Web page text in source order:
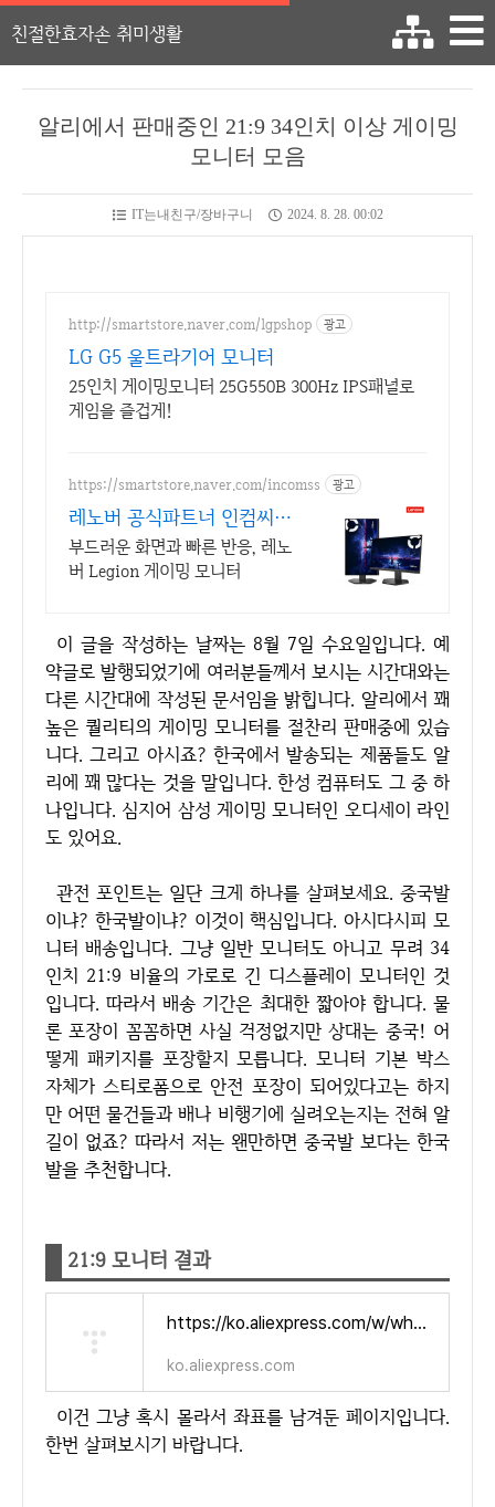
친절한효자손 취미생활
알리에서 판매중인 21:9 34인치 이상 게이밍
모니터 모음
IT는내친구/장바구니 2024. 8. 28. 00:02
http://smartstore.naver.com/lgpshop 광고
LG G5 울트라기어 모니터
25인치 게이밍모니터 25G550B 300Hz IPS패널로
게임을 즐겁게!
https://smartstore.naver.com/incomss 광고
레노버 공식파트너 인컴씨앤
씨
부드러운 화면과 빠른 반응, 레노
버 Legion 게이밍 모니터
이 글을 작성하는 날짜는 8월 7일 수요일입니다. 예
약글로 발행되었기에 여러분들께서 보시는 시간대와는
다른 시간대에 작성된 문서임을 밝힙니다. 알리에서 꽤
높은 퀄리티의 게이밍 모니터를 절찬리 판매중에 있습
니다. 그리고 아시죠? 한국에서 발송되는 제품들도 알
리에 꽤 많다는 것을 말입니다. 한성 컴퓨터도 그 중 하
나입니다. 심지어 삼성 게이밍 모니터인 오디세이 라인
도 있어요.
관전 포인트는 일단 크게 하나를 살펴보세요. 중국발
이냐? 한국발이냐? 이것이 핵심입니다. 아시다시피 모
니터 배송입니다. 그냥 일반 모니터도 아니고 무려 34
인치 21:9 비율의 가로로 긴 디스플레이 모니터인 것
입니다. 따라서 배송 기간은 최대한 짧아야 합니다. 물
론 포장이 꼼꼼하면 사실 걱정없지만 상대는 중국! 어
떻게 패키지를 포장할지 모릅니다. 모니터 기본 박스
자체가 스티로폼으로 안전 포장이 되어있다고는 하지
만 어떤 물건들과 배나 비행기에 실려오는지는 전혀 알
길이 없죠? 따라서 저는 왠만하면 중국발 보다는 한국
발을 추천합니다.
21:9 모니터 결과
https://ko.aliexpress.com/w/wholesale-21%3A9-monitor.html?spm=a2g0o.detail.search.0&aff_fcid=434dcf09903d4611b7ec42556c59217b-1723044781104-00858-_DDrWAnt&tt=CPS_NORMAL&aff_fsk=_DDrWAnt&aff_platform=portals-tool&sk=_DDrWAnt&aff_trace_key=434dcf09903d4611b7ec42556c59217b-1723044781104-00858-_DDrWAnt&terminal_id=410b76e9eee249f8b0b877ddfa79b895
ko.aliexpress.com
이건 그냥 혹시 몰라서 좌표를 남겨둔 페이지입니다.
한번 살펴보시기 바랍니다.